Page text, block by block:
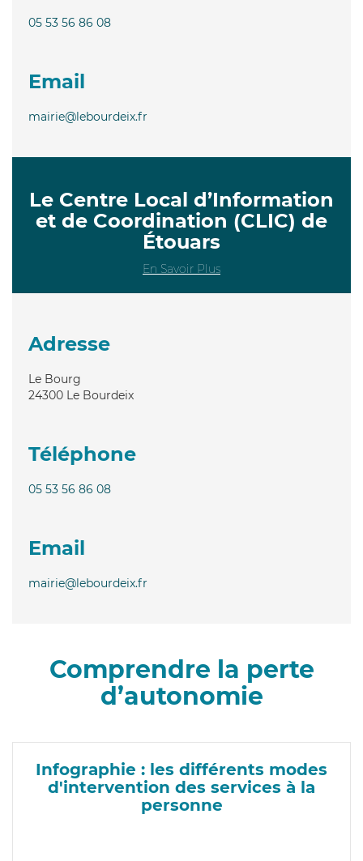
05 53 56 86 08
Email
mairie@lebourdeix.fr
Le Centre Local d’Information
et de Coordination (CLIC) de
Étouars
En Savoir Plus
Adresse
Le Bourg
24300 Le Bourdeix
Téléphone
05 53 56 86 08
Email
mairie@lebourdeix.fr
Comprendre la perte
d’autonomie
Infographie : les différents modes
d'intervention des services à la
personne